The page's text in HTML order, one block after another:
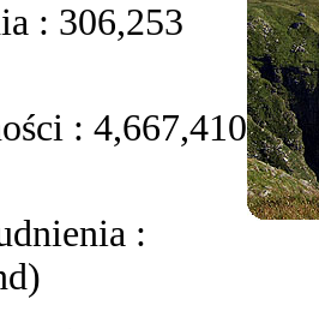
: 306,253
: 4,667,410
: